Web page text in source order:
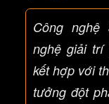
Công nghệ
nghệ giải trí
kết hợp với
tưởng đột